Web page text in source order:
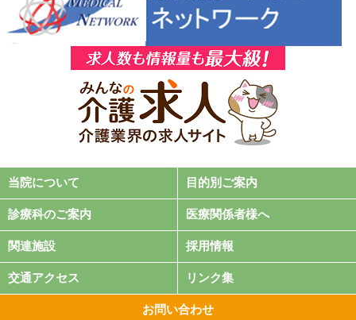
当院について 目的別ご案内
診療科のご案内 医療関係者様へ
関連施設 採用情報
交通アクセス リンク集
お問い合わせ